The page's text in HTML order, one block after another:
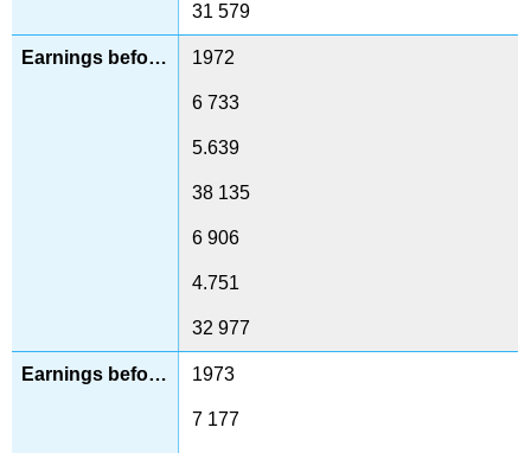
31 579
1972
6 733
5.639
38 135
6 906
4.751
32 977
1973
7 177